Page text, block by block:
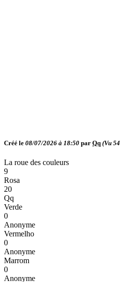
Créé le 08/07/2026 à 18:50 par Qq (Vu 54
La roue des couleurs
9
Rosa
20
Qq
Verde
0
Anonyme
Vermelho
0
Anonyme
Marrom
0
Anonyme